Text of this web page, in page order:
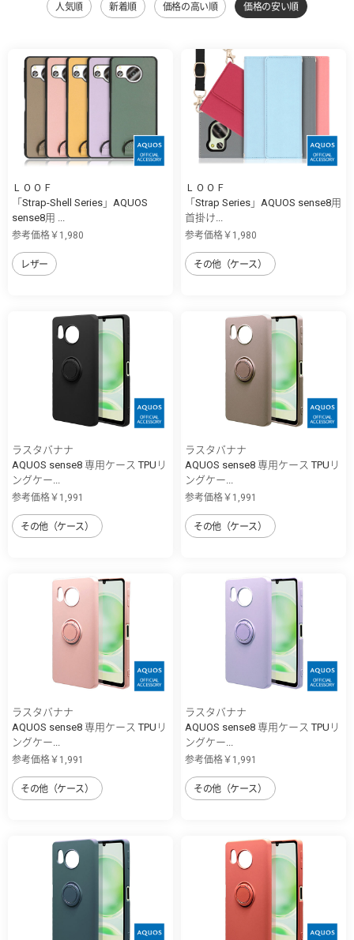
人気順 新着順 価格の高い順 価格の安い順
ＬＯＯＦ
「Strap-Shell Series」AQUOS
sense8用 ...
参考価格￥1,980
レザー
ＬＯＯＦ
「Strap Series」AQUOS sense8用
首掛け...
参考価格￥1,980
その他（ケース）
ラスタバナナ
AQUOS sense8 専用ケース TPUリ
ングケー...
参考価格￥1,991
その他（ケース）
ラスタバナナ
AQUOS sense8 専用ケース TPUリ
ングケー...
参考価格￥1,991
その他（ケース）
ラスタバナナ
AQUOS sense8 専用ケース TPUリ
ングケー...
参考価格￥1,991
その他（ケース）
ラスタバナナ
AQUOS sense8 専用ケース TPUリ
ングケー...
参考価格￥1,991
その他（ケース）